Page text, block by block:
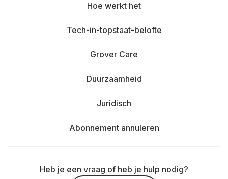
Hoe werkt het
Tech-in-topstaat-belofte
Grover Care
Duurzaamheid
Juridisch
Abonnement annuleren
Heb je een vraag of heb je hulp nodig?